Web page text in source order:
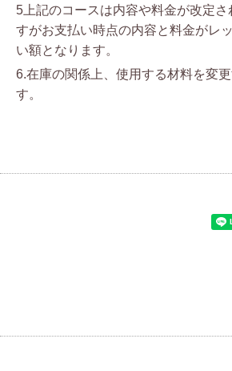
5上記のコースは内容や料金が改定さ
すがお支払い時点の内容と料金がレ
い額となります。
6.在庫の関係上、使用する材料を変
す。